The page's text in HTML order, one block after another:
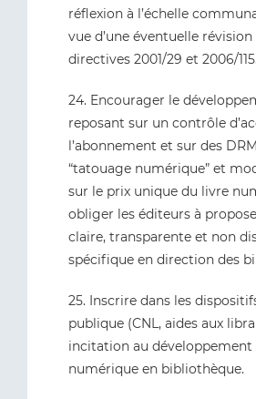
réflexion à l’échelle
vue d’une éventuelle révision
directives 2001/29 et 2006/115.
24. Encourager le
reposant sur un contrôle
l’abonnement et sur des
“tatouage numérique” et
sur le prix unique du livre
obliger les éditeurs à
claire, transparente et non
spécifique en direction des
25. Inscrire dans les
publique (CNL, aides aux
incitation au développement
numérique en bibliothèque.